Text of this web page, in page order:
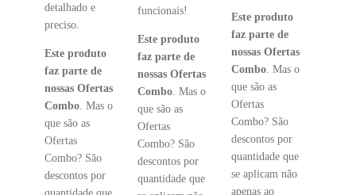
detalhado e
preciso.
Este produto
faz parte de
nossas Ofertas
Combo. Mas o
que são as
Ofertas
Combo? São
descontos por
funcionais!
Este produto
faz parte de
nossas Ofertas
Combo. Mas o
que são as
Ofertas
Combo? São
descontos por
quantidade que
Este produto
faz parte de
nossas Ofertas
Combo. Mas o
que são as
Ofertas
Combo? São
descontos por
quantidade que
se aplicam não
apenas ao